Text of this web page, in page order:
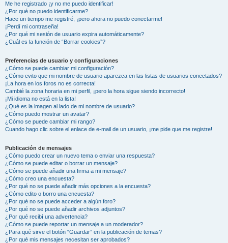
Me he registrado ¡y no me puedo identificar!
¿Por qué no puedo identificarme?
Hace un tiempo me registré, ¡pero ahora no puedo conectarme!
¡Perdí mi contraseña!
¿Por qué mi sesión de usuario expira automáticamente?
¿Cuál es la función de “Borrar cookies”?
Preferencias de usuario y configuraciones
¿Cómo se puede cambiar mi configuración?
¿Cómo evito que mi nombre de usuario aparezca en las listas de usuarios conectados?
¡La hora en los foros no es correcta!
Cambié la zona horaria en mi perfil, ¡pero la hora sigue siendo incorrecto!
¡Mi idioma no está en la lista!
¿Qué es la imagen al lado de mi nombre de usuario?
¿Cómo puedo mostrar un avatar?
¿Cómo se puede cambiar mi rango?
Cuando hago clic sobre el enlace de e-mail de un usuario, ¡me pide que me registre!
Publicación de mensajes
¿Cómo puedo crear un nuevo tema o enviar una respuesta?
¿Cómo se puede editar o borrar un mensaje?
¿Cómo se puede añadir una firma a mi mensaje?
¿Cómo creo una encuesta?
¿Por qué no se puede añadir más opciones a la encuesta?
¿Cómo edito o borro una encuesta?
¿Por qué no se puede acceder a algún foro?
¿Por qué no se puede añadir archivos adjuntos?
¿Por qué recibí una advertencia?
¿Cómo se puede reportar un mensaje a un moderador?
¿Para qué sirve el botón “Guardar” en la publicación de temas?
¿Por qué mis mensajes necesitan ser aprobados?